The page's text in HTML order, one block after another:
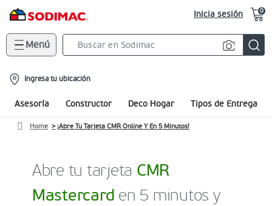
Inicia sesión 0
Menú
location-
icon
Ingresa tu ubicación
Asesoría Constructor Deco Hogar Tipos de Entrega
Home ¡Abre Tu Tarjeta CMR Online Y En 5 Minutos!
Abre tu tarjeta CMR
Mastercard en 5 minutos y